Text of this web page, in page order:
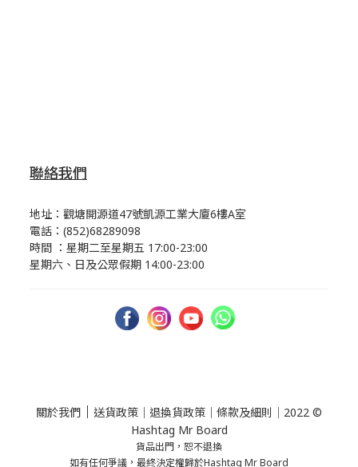
聯絡我們
地址：觀塘開源道47號凱源工業大廈6樓A室
電話：(852)68289098
時間 ：星期二至星期五 17:00-23:00
星期六、日及公眾假期 14:00-23:00
關於我們 ｜ 送貨政策 ｜ 退換貨政策 ｜ 條款及細則 ｜2022 ©
Hashtag Mr Board
貨品出門，恕不退換
如有任何爭議，最終決定權歸於Hashtag Mr Board